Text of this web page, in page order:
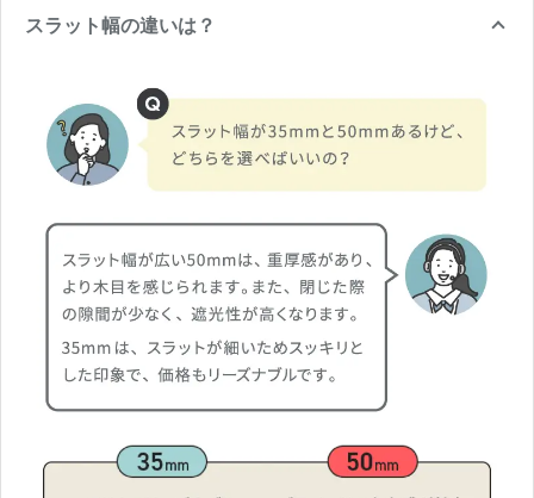
スラット幅の違いは？